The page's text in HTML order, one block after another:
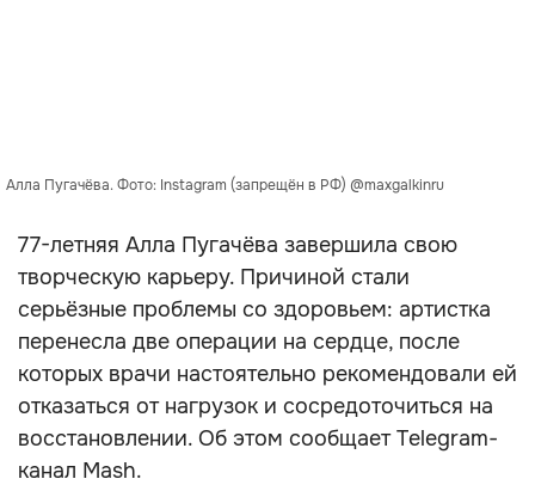
Алла Пугачёва. Фото: Instagram (запрещён в РФ) @maxgalkinru
77-летняя Алла Пугачёва завершила свою
творческую карьеру. Причиной стали
серьёзные проблемы со здоровьем: артистка
перенесла две операции на сердце, после
которых врачи настоятельно рекомендовали ей
отказаться от нагрузок и сосредоточиться на
восстановлении. Об этом сообщает Telegram-
канал Mash.